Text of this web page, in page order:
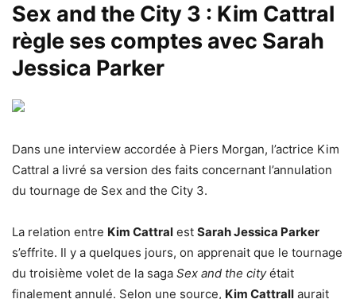
Sex and the City 3 : Kim Cattral
règle ses comptes avec Sarah
Jessica Parker
Dans une interview accordée à Piers Morgan, l’actrice Kim
Cattral a livré sa version des faits concernant l’annulation
du tournage de Sex and the City 3.
La relation entre Kim Cattral est Sarah Jessica Parker
s’effrite. Il y a quelques jours, on apprenait que le tournage
du troisième volet de la saga Sex and the cityétait
finalement annulé. Selon une source, Kim Cattrall aurait